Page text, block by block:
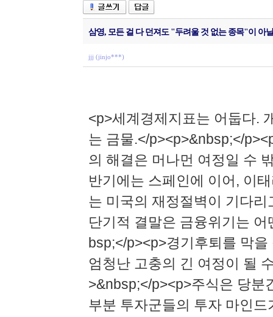
삼영, 모든 걸 다 던져도 "두려울 것 없는 종목"이 아
jjj (jinjo***)
<p>세계경제지표는 어둡다.
는 금물.</p><p>&nbsp;</
의 해결은 머나먼 여정일 수
반기에는 스페인에 이어, 이
는 미국의 재정절벽이 기다
단기적 결말은 금융위기는
bsp;</p><p>경기후퇴를 막
엄청난 고충의 긴 여정이 될
>&nbsp;</p><p>주식은 당분
부분 투자군들의 투자 마인